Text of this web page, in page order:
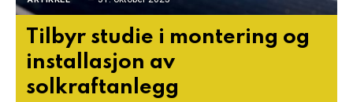
Tilbyr studie i montering og
installasjon av
solkraftanlegg